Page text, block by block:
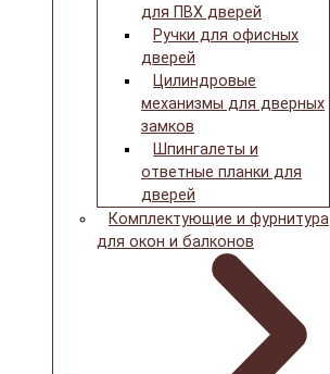
для ПВХ дверей
Ручки для офисных
дверей
Цилиндровые
механизмы для дверных
замков
Шпингалеты и
ответные планки для
дверей
Комплектующие и фурнитура
для окон и балконов